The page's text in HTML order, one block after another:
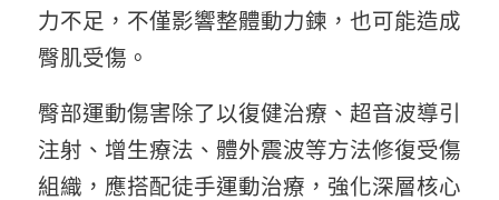
力不足，不僅影響整體動力鍊，也可能造成
臀肌受傷。
臀部運動傷害除了以復健治療、超音波導引
注射、增生療法、體外震波等方法修復受傷
組織，應搭配徒手運動治療，強化深層核心